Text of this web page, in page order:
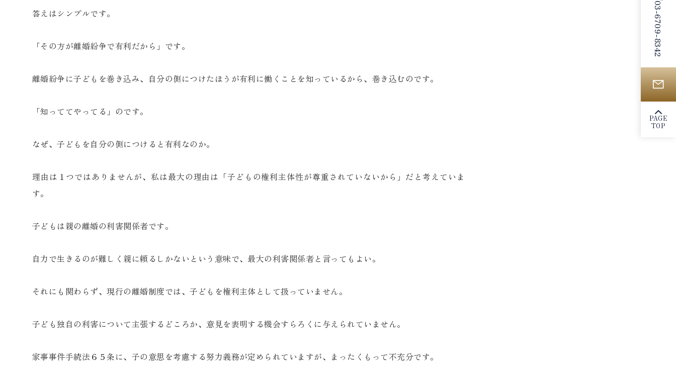
答えはシンプルです。
「その方が離婚紛争で有利だから」です。
離婚紛争に子どもを巻き込み、自分の側につけたほうが有利に働くことを知っているから、巻き込むのです。
「知っててやってる」のです。
なぜ、子どもを自分の側につけると有利なのか。
理由は１つではありませんが、私は最大の理由は「子どもの権利主体性が尊重されていないから」だと考えていま
す。
子どもは親の離婚の利害関係者です。
自力で生きるのが難しく親に頼るしかないという意味で、最大の利害関係者と言ってもよい。
それにも関わらず、現行の離婚制度では、子どもを権利主体として扱っていません。
子ども独自の利害について主張するどころか、意見を表明する機会すらろくに与えられていません。
家事事件手続法６５条に、子の意思を考慮する努力義務が定められていますが、まったくもって不充分です。
03-6709-8342
PAGE
TOP